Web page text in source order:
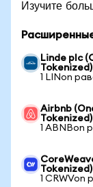
Изучите
Linde plc
Tokenized)
1 LINon
Airbnb
Tokenized)
1 ABNBon
Tokenized)
1 CRWVon